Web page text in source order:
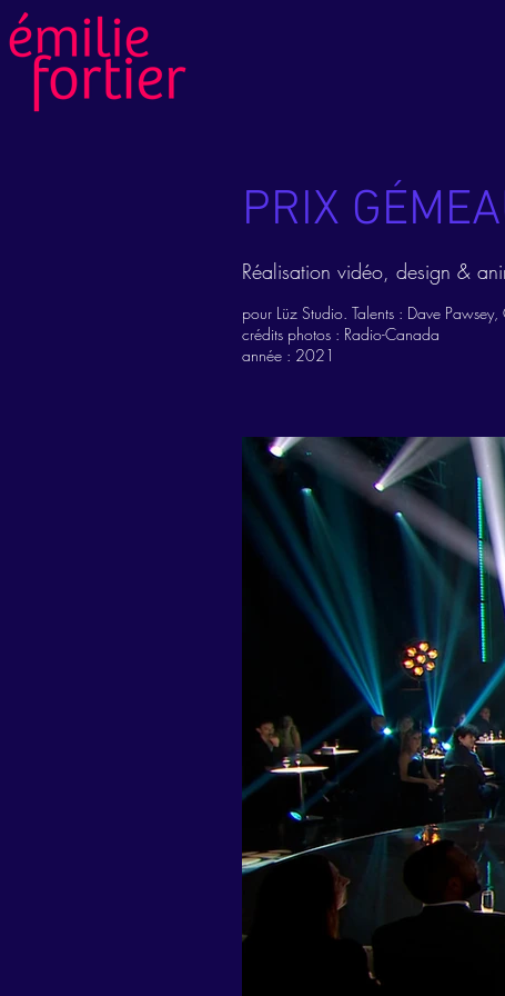
PRIX
Réalisation vidéo, design &
pour Lüz Studio. Talents : Dave
crédits photos : Radio-Canada
année : 2021